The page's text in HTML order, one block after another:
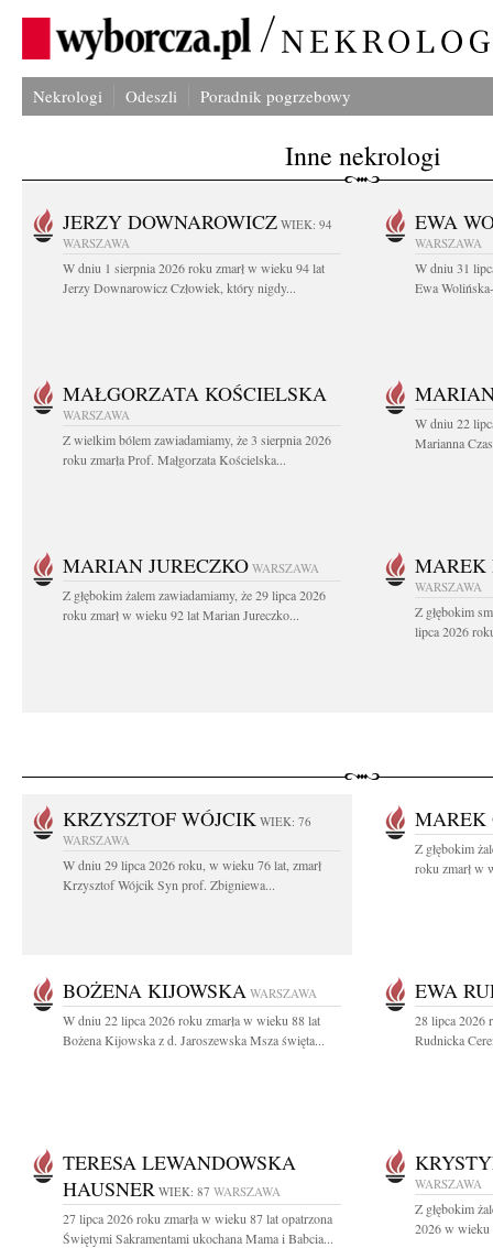
Nekrologi Odeszli Poradnik pogrzebowy
Inne nekrologi
JERZY DOWNAROWICZ WIEK: 94
WARSZAWA
W dniu 1 sierpnia 2026 roku zmarł w wieku 94 lat
Jerzy Downarowicz Człowiek, który nigdy...
EWA
WARSZAWA
W dniu 31
Ewa
MAŁGORZATA KOŚCIELSKA
WARSZAWA
Z wielkim bólem zawiadamiamy, że 3 sierpnia 2026
roku zmarła Prof. Małgorzata Kościelska...
W dniu 22
Marianna
MARIAN JURECZKO WARSZAWA
Z głębokim żalem zawiadamiamy, że 29 lipca 2026
roku zmarł w wieku 92 lat Marian Jureczko...
MAREK
WARSZAWA
Z głębokim
lipca 2026
KRZYSZTOF WÓJCIK WIEK: 76
WARSZAWA
W dniu 29 lipca 2026 roku, w wieku 76 lat, zmarł
Krzysztof Wójcik Syn prof. Zbigniewa...
MAREK
Z głębokim
roku zmarł w
BOŻENA KIJOWSKA WARSZAWA
W dniu 22 lipca 2026 roku zmarła w wieku 88 lat
Bożena Kijowska z d. Jaroszewska Msza święta...
EWA
28 lipca 2026
Rudnicka
TERESA LEWANDOWSKA
HAUSNER WIEK: 87 WARSZAWA
27 lipca 2026 roku zmarła w wieku 87 lat opatrzona
Świętymi Sakramentami ukochana Mama i Babcia...
WARSZAWA
Z głębokim
2026 w wieku